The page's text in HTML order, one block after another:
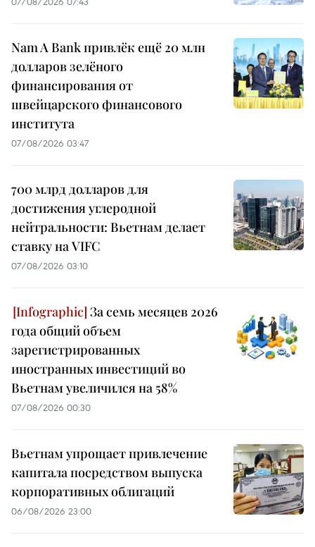
Nam A Bank привлёк ещё 20 млн
долларов зелёного
финансирования от
швейцарского финансового
института
07/08/2026 03:47
700 млрд долларов для
достижения углеродной
нейтральности: Вьетнам делает
ставку на VIFC
07/08/2026 03:10
За семь месяцев 2026
года общий объем
зарегистрированных
иностранных инвестиций во
Вьетнам увеличился на 58%
07/08/2026 00:30
Вьетнам упрощает привлечение
капитала посредством выпуска
корпоративных облигаций
06/08/2026 23:00